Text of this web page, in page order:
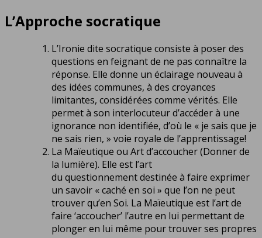
L’Approche socratique
L’Ironie dite socratique consiste à poser des
questions en feignant de ne pas connaître la
réponse. Elle donne un éclairage nouveau à
des idées communes, à des croyances
limitantes, considérées comme vérités. Elle
permet à son interlocuteur d’accéder à une
ignorance non identifiée, d’où le « je sais que je
ne sais rien, » voie royale de l’apprentissage!
La Maïeutique ou Art d’accoucher (Donner de
la lumière). Elle est l’art
du questionnementdestinée à faire exprimer
un savoir « caché en soi » que l’on ne peut
trouver qu’en Soi. La Maïeutique est l’art de
faire ‘accoucher’ l’autre en lui permettant de
plonger en lui même pour trouver ses propres